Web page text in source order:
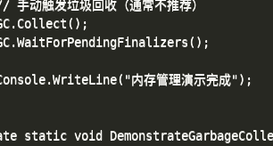
手动触发垃圾回收（通常不推荐）
内存管理演示完成");
static void